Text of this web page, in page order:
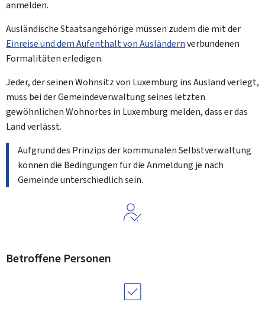
anmelden.
Ausländische Staatsangehörige müssen zudem die mit der
Einreise und dem Aufenthalt von Ausländernverbundenen
Formalitäten erledigen.
Jeder, der seinen Wohnsitz von Luxemburg ins Ausland verlegt,
muss bei der Gemeindeverwaltung seines letzten
gewöhnlichen Wohnortes in Luxemburg melden, dass er das
Land verlässt.
Aufgrund des Prinzips der kommunalen Selbstverwaltung
können die Bedingungen für die Anmeldung je nach
Gemeinde unterschiedlich sein.
Betroffene Personen